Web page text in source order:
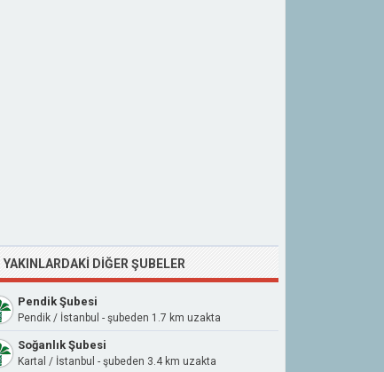
YAKINLARDAKI DIĞER ŞUBELER
Pendik Şubesi
Pendik / İstanbul - şubeden 1.7 km uzakta
Soğanlık Şubesi
Kartal / İstanbul - şubeden 3.4 km uzakta